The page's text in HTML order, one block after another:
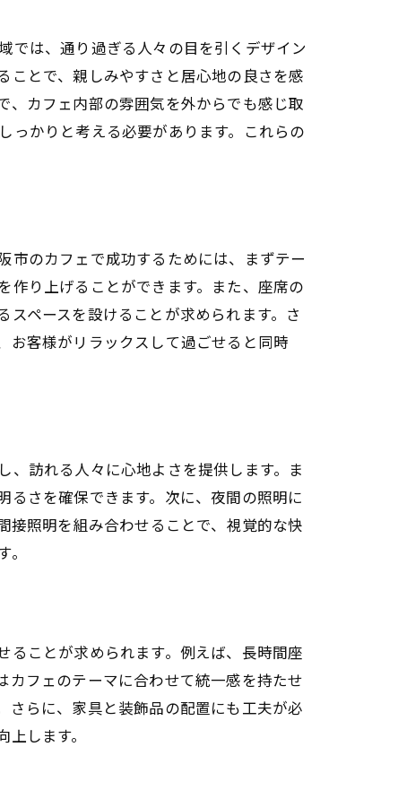
では、通り過ぎる人々の目を引くデザイン
ことで、親しみやすさと居心地の良さを感
、カフェ内部の雰囲気を外からでも感じ取
っかりと考える必要があります。これらの
市のカフェで成功するためには、まずテー
作り上げることができます。また、座席の
ペースを設けることが求められます。さ
お客様がリラックスして過ごせると同時
、訪れる人々に心地よさを提供します。ま
さを確保できます。次に、夜間の照明に
接照明を組み合わせることで、視覚的な快
ることが求められます。例えば、長時間座
カフェのテーマに合わせて統一感を持たせ
さらに、家具と装飾品の配置にも工夫が必
します。